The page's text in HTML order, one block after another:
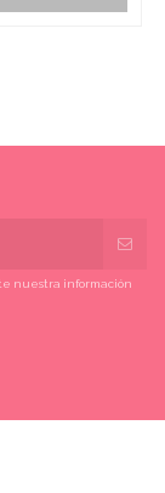
nuestra información